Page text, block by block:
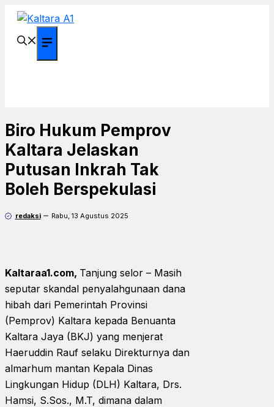
Langsung
Biro Hukum Pemprov
Kaltara Jelaskan
Putusan Inkrah Tak
Boleh Berspekulasi
redaksi Rabu, 13 Agustus 2025
Kaltaraa1.com, Tanjung selor – Masih
seputar skandal penyalahgunaan dana
hibah dari Pemerintah Provinsi
(Pemprov) Kaltara kepada Benuanta
Kaltara Jaya (BKJ) yang menjerat
Haeruddin Rauf selaku Direkturnya dan
almarhum mantan Kepala Dinas
Lingkungan Hidup (DLH) Kaltara, Drs.
Hamsi, S.Sos., M.T, dimana dalam